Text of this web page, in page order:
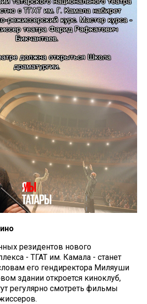
резидентов нового
- ТГАТ им. Камала - станет
его гендиректора Миляуши
здании откроется киноклуб,
регулярно смотреть фильмы